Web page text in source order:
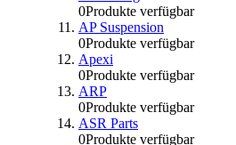
0Produkte verfügbar
AP Suspension
0Produkte verfügbar
Apexi
0Produkte verfügbar
ARP
0Produkte verfügbar
ASR Parts
0Produkte verfügbar